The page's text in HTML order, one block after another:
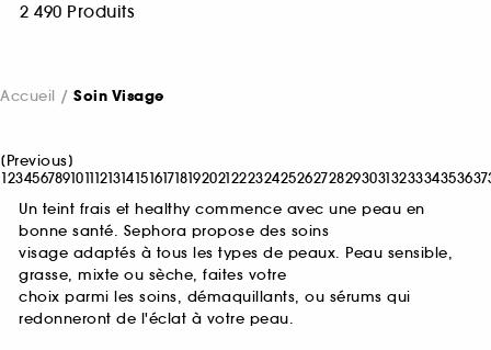
2 490 Produits
Accueil Soin Visage
[Previous]
12345678910111213141516171819202122232425262728293031323334353637
Un teint frais et healthy commence avec une peau en
bonne santé. Sephora propose des soins
visage adaptés à tous les types de peaux. Peau sensible,
grasse, mixte ou sèche, faites votre
choix parmi les soins, démaquillants, ou sérums qui
redonneront de l'éclat à votre peau.